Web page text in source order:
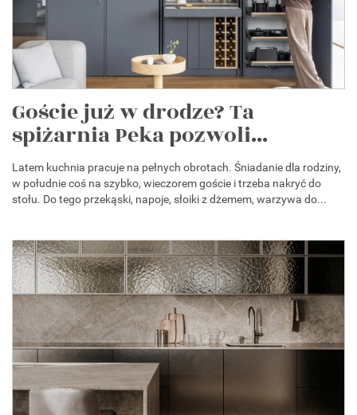
Goście już w drodze? Ta
spiżarnia Peka pozwoli...
Latem kuchnia pracuje na pełnych obrotach. Śniadanie dla rodziny,
w południe coś na szybko, wieczorem goście i trzeba nakryć do
stołu. Do tego przekąski, napoje, słoiki z dżemem, warzywa do...